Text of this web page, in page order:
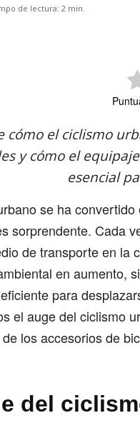
de lectura: 2 min.
cómo el ciclismo
y cómo el
esencial
se ha
sorprendente. Cada
de transporte en la
en aumento,
para
el auge del ciclismo
los accesorios de
del